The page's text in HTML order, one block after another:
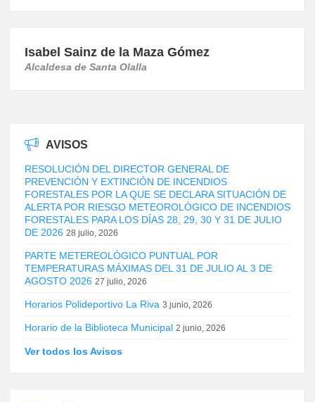
Isabel Sainz de la Maza Gómez
Alcaldesa de Santa Olalla
AVISOS
RESOLUCIÓN DEL DIRECTOR GENERAL DE
PREVENCIÓN Y EXTINCIÓN DE INCENDIOS
FORESTALES POR LA QUE SE DECLARA SITUACIÓN DE
ALERTA POR RIESGO METEOROLÓGICO DE INCENDIOS
FORESTALES PARA LOS DÍAS 28, 29, 30 Y 31 DE JULIO
DE 2026 28 julio, 2026
PARTE METEREOLÓGICO PUNTUAL POR
TEMPERATURAS MÁXIMAS DEL 31 DE JULIO AL 3 DE
AGOSTO 2026 27 julio, 2026
Horarios Polideportivo La Riva 3 junio, 2026
Horario de la Biblioteca Municipal 2 junio, 2026
Ver todos los Avisos